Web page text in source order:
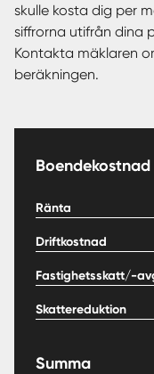
skulle kosta dig per
siffrorna utifrån dina
Kontakta mäklaren
beräkningen.
Ränta
Driftkostnad
Fastighetsskatt/-
Skattereduktion
Summa